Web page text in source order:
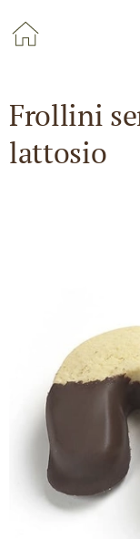
Frollini
lattosio